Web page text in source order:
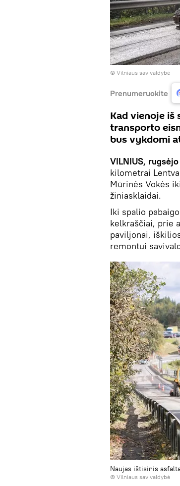
© Vilniaus savivaldybė
Prenumeruokite
Kad vienoje iš
transporto
bus vykdomi
VILNIUS,
kilometrai
Mūrinės Vokės
žiniasklaidai.
Iki spalio
kelkraščiai, prie
paviljonai,
remontui
Naujas ištisinis
© Vilniaus savivaldybė